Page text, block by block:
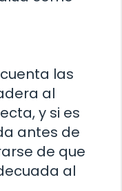
las
al
y si es
antes de
de que
al